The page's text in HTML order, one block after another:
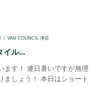
VAN COUNCIL 津店
イル...
ます！ 連日暑いですが無理
ましょう！ 本日はショート